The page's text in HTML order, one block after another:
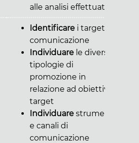
alle analisi effettuate
Identificare i target di
comunicazione
Individuare le diverse
tipologie di
promozione in
relazione ad obiettivi e
target
Individuare strumenti
e canali di
comunicazione